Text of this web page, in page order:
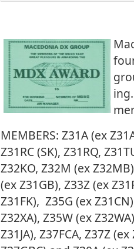
MEMBERS: Z31A (ex
Z31RC (SK), Z31RQ,
Z32KO, Z32M (ex
(ex Z31GB), Z33Z (ex
Z31FK), Z35G (ex
Z32XA), Z35W (ex
Z31JA), Z37FCA, Z37Z